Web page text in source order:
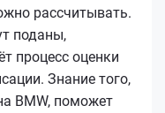
рассчитывать.
поданы,
процесс оценки
Знание того,
BMW, поможет